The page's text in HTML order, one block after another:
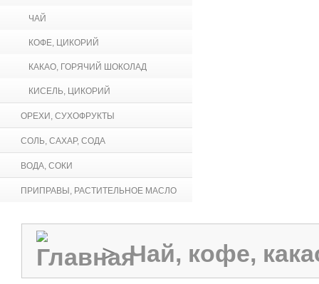
ЧАЙ
КОФЕ, ЦИКОРИЙ
КАКАО, ГОРЯЧИЙ ШОКОЛАД
КИСЕЛЬ, ЦИКОРИЙ
ОРЕХИ, СУХОФРУКТЫ
СОЛЬ, САХАР, СОДА
ВОДА, СОКИ
ПРИПРАВЫ, РАСТИТЕЛЬНОЕ МАСЛО
> Чай, кофе,